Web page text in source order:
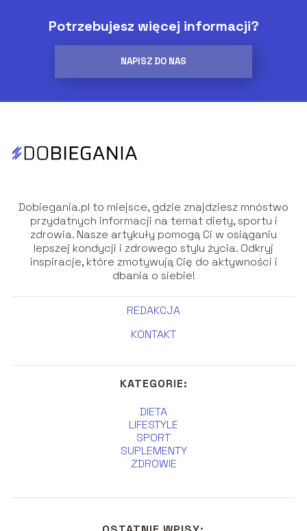
Potrzebujesz więcej informacji?
NAPISZ DO NAS
Dobiegania.pl to miejsce, gdzie znajdziesz mnóstwo
przydatnych informacji na temat diety, sportu i
zdrowia. Nasze artykuły pomogą Ci w osiąganiu
lepszej kondycji i zdrowego stylu życia. Odkryj
inspiracje, które zmotywują Cię do aktywności i
dbania o siebie!
REDAKCJA
KONTAKT
KATEGORIE:
DIETA
LIFESTYLE
SPORT
SUPLEMENTY
ZDROWIE